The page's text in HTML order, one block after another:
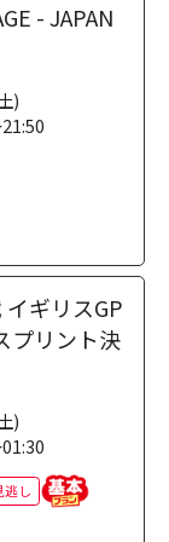
- JAPAN
)
ギリスGP
プリント決
)
逃し